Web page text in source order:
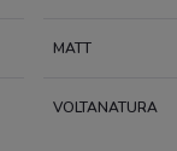
MATT
VOLTANATURA